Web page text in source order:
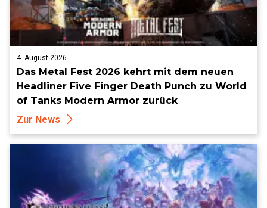
4. August 2026
Das Metal Fest 2026 kehrt mit dem neuen
Headliner Five Finger Death Punch zu World
of Tanks Modern Armor zurück
Zur News